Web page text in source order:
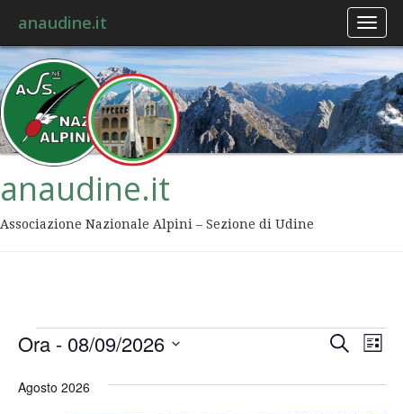
anaudine.it
anaudine.it
Associazione Nazionale Alpini – Sezione di Udine
Cerca
Lista
Ora - 08/09/2026
la
Agosto 2026